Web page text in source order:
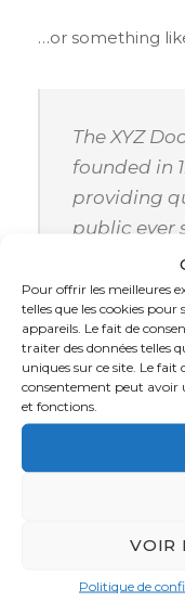
Pour offrir les meilleures
telles que les cookies
appareils. Le fait de
traiter des données telles
uniques sur ce site. Le fait
consentement peut avoir
et fonctions.
VOIR
Politique de
…or something
The XYZ
founded in
providing
public ever
Gotham
people and
awesome
community.
As a new
pages for your